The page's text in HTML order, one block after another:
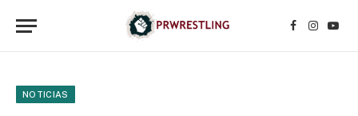
Facebook
NOTICIAS